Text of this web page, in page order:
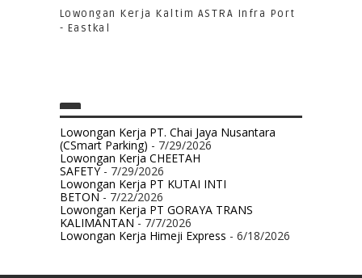
Lowongan Kerja Kaltim ASTRA Infra Port
- Eastkal
Lowongan Kerja PT. Chai Jaya Nusantara
(CSmart Parking) - 7/29/2026
Lowongan Kerja CHEETAH
SAFETY- 7/29/2026
Lowongan Kerja PT KUTAI INTI
BETON- 7/22/2026
Lowongan Kerja PT GORAYA TRANS
KALIMANTAN- 7/7/2026
Lowongan Kerja Himeji Express - 6/18/2026